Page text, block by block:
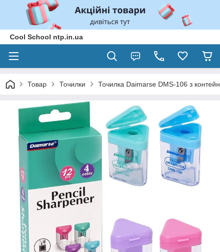
Cool School ntp.in.ua
Товар Точилки Точилка Daimarse DMS-106 з